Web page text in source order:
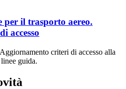
per il trasporto aereo.
accesso
criteri di accesso alla
guida.